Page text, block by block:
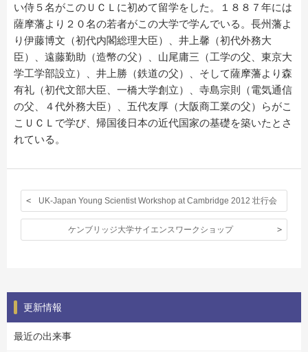
い侍５名がこのＵＣＬに初めて留学をした。１８８７年には
薩摩藩より２０名の若者がこの大学で学んでいる。長州藩よ
り伊藤博文（初代内閣総理大臣）、井上馨（初代外務大
臣）、遠藤勤助（造幣の父）、山尾庸三（工学の父、東京大
学工学部設立）、井上勝（鉄道の父）、そして薩摩藩より森
有礼（初代文部大臣、一橋大学創立）、寺島宗則（電気通信
の父、４代外務大臣）、五代友厚（大阪商工業の父）らがこ
こＵＣＬで学び、帰国後日本の近代国家の基礎を築いたとさ
れている。
UK-Japan Young Scientist Workshop at Cambridge 2012 壮行会
ケンブリッジ大学サイエンスワークショップ
更新情報
最近の出来事